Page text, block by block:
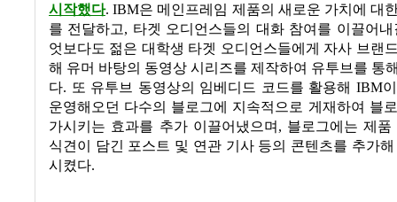
시작했다. IBM은 메인프레임 제품의 새로운 가치에 대
를 전달하고, 타겟 오디언스들의 대화 참여를 이끌어
엇보다도 젊은 대학생 타겟 오디언스들에게 자사 브랜
해 유머 바탕의 동영상 시리즈를 제작하여 유투브를 통
다. 또 유투브 동영상의 임베디드 코드를 활용해 IBM
운영해오던 다수의 블로그에 지속적으로 게재하여 블
가시키는 효과를 추가 이끌어냈으며, 블로그에는 제
식견이 담긴 포스트 및 연관 기사 등의 콘텐츠를 추가
시켰다.